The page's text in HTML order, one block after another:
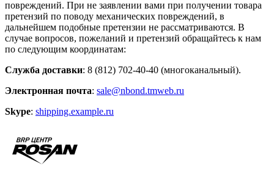
повреждений. При не заявлении вами при получении товара
претензий по поводу механических повреждений, в
дальнейшем подобные претензии не рассматриваются. В
случае вопросов, пожеланий и претензий обращайтесь к нам
по следующим координатам:
Служба доставки: 8 (812) 702-40-40 (многоканальный).
Электронная почта: sale@nbond.tmweb.ru
Skype: shipping.example.ru